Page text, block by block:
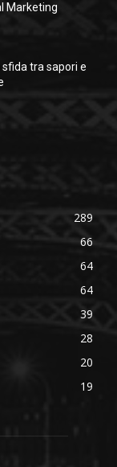
Marketing
tra sapori e
289
66
64
64
39
28
20
19